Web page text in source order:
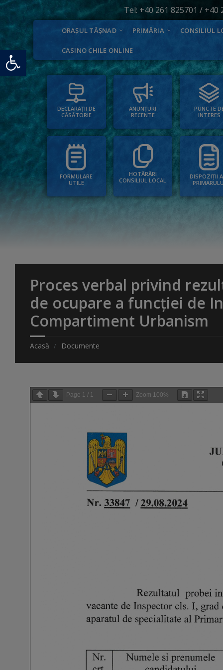
Deschide bara de unelte
Tel: +40 261 825701 / +40
ORAȘUL TĂȘNAD PRIMĂRIA CONSILIUL
CASINO CHILE ONLINE
DECLARAȚII DE
CĂSĂTORIE
ANUNȚURI
RECENTE
PUNCTE
INTERES
FORMULARE
UTILE
HOTĂRÂRI
CONSILIUL LOCAL
DISPOZIȚII
Proces verbal privind
de ocupare a funcției de
Compartiment Urbanism
Acasă Documente
Page 1 / 1 Zoom 100%